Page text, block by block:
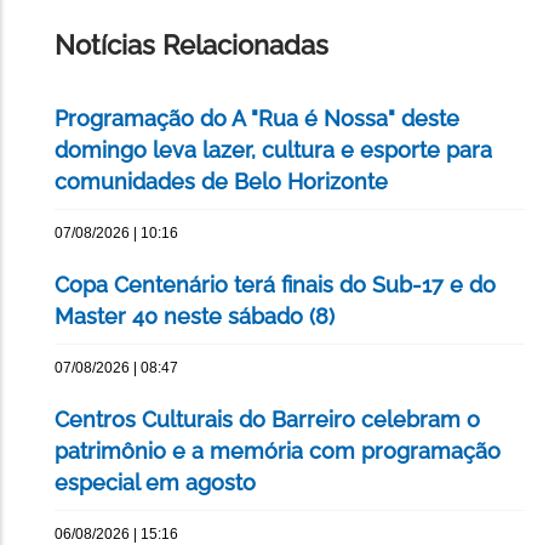
Notícias Relacionadas
Programação do A "Rua é Nossa" deste
domingo leva lazer, cultura e esporte para
comunidades de Belo Horizonte
07/08/2026 | 10:16
Copa Centenário terá finais do Sub-17 e do
Master 40 neste sábado (8)
07/08/2026 | 08:47
Centros Culturais do Barreiro celebram o
patrimônio e a memória com programação
especial em agosto
06/08/2026 | 15:16